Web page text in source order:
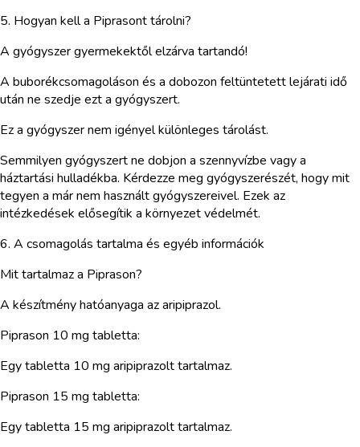
5. Hogyan kell a Piprasont tárolni?
A gyógyszer gyermekektől elzárva tartandó!
A buborékcsomagoláson és a dobozon feltüntetett lejárati idő
után ne szedje ezt a gyógyszert.
Ez a gyógyszer nem igényel különleges tárolást.
Semmilyen gyógyszert ne dobjon a szennyvízbe vagy a
háztartási hulladékba. Kérdezze meg gyógyszerészét, hogy mit
tegyen a már nem használt gyógyszereivel. Ezek az
intézkedések elősegítik a környezet védelmét.
6. A csomagolás tartalma és egyéb információk
Mit tartalmaz a Piprason?
A készítmény hatóanyaga az aripiprazol.
Piprason 10 mg tabletta:
Egy tabletta 10 mg aripiprazolt tartalmaz.
Piprason 15 mg tabletta:
Egy tabletta 15 mg aripiprazolt tartalmaz.